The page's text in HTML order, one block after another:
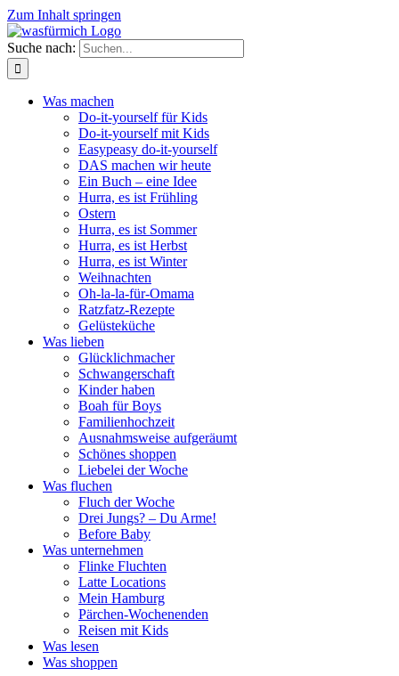
Zum Inhalt springen
Suche nach:
Was machen
Do-it-yourself für Kids
Do-it-yourself mit Kids
Easypeasy do-it-yourself
DAS machen wir heute
Ein Buch – eine Idee
Hurra, es ist Frühling
Ostern
Hurra, es ist Sommer
Hurra, es ist Herbst
Hurra, es ist Winter
Weihnachten
Oh-la-la-für-Omama
Ratzfatz-Rezepte
Gelüsteküche
Was lieben
Glücklichmacher
Schwangerschaft
Kinder haben
Boah für Boys
Familienhochzeit
Ausnahmsweise aufgeräumt
Schönes shoppen
Liebelei der Woche
Was fluchen
Fluch der Woche
Drei Jungs? – Du Arme!
Before Baby
Was unternehmen
Flinke Fluchten
Latte Locations
Mein Hamburg
Pärchen-Wochenenden
Reisen mit Kids
Was lesen
Was shoppen